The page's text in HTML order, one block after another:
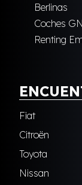
Berlinas
Coches
Renting
Fiat
Citroën
Toyota
Nissan